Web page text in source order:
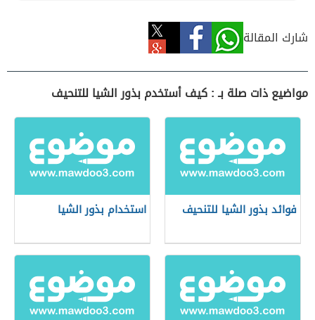
شارك المقالة
مواضيع ذات صلة بـ : كيف أستخدم بذور الشيا للتنحيف
فوائد بذور الشيا للتنحيف استخدام بذور الشيا